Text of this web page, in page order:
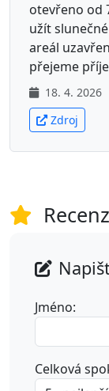
otevřeno od
užít
areál
přejeme
18. 4. 2026
Zdroj
Jméno:
Celková